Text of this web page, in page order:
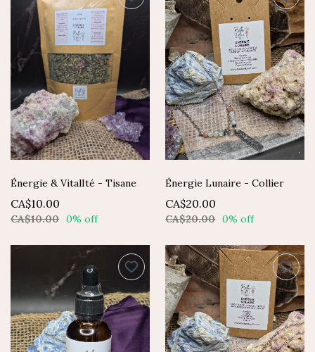
Énergie & VitalIté - Tisane
CA$10.00
CA$10.00 0% off
Énergie Lunaire - Collier
CA$20.00
CA$20.00 0% off